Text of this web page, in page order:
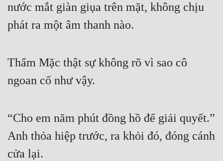
nước mắt giàn giụa trên mặt, không chịu
phát ra một âm thanh nào.
Thẩm Mặc thật sự không rõ vì sao cô
ngoan cố như vậy.
“Cho em năm phút đồng hồ để giải quyết.”
Anh thỏa hiệp trước, ra khỏi đó, đóng cánh
cửa lại.